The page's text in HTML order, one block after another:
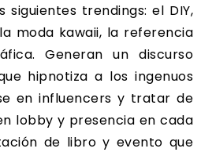
siguientes trendings: el DIY,
moda kawaii, la referencia
Generan un discurso
hipnotiza a los ingenuos
en influencers y tratar de
lobby y presencia en cada
de libro y evento que